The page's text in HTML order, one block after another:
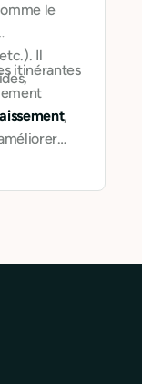
le
Il
itinérantes
,